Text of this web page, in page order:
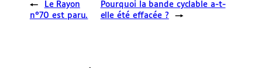
←
Le Rayon
n°70 est paru.
Pourquoi la bande cyclable a-t-
elle été effacée ?
→